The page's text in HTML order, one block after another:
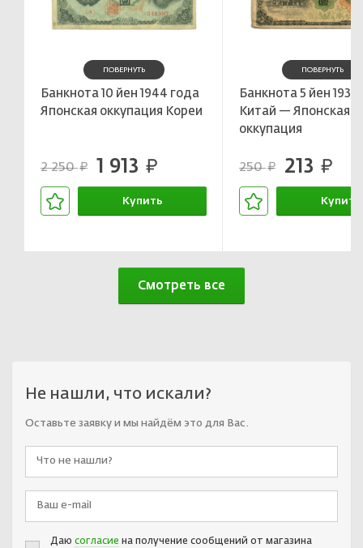
ПОВЕРНУТЬ
Банкнота 10 йен 1944 года
Японская оккупация Кореи
2 250руб. 1 913 руб.
Купить
ПОВЕРНУТЬ
Банкнота 5 йен 1938
Китай — Японская
оккупация
250руб. 213 руб.
Купить
Смотреть все
Не нашли, что искали?
Оставьте заявку и мы найдём это для Вас.
Даю согласие на получение сообщений от магазина